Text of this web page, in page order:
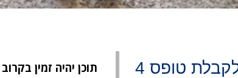
שטיפת קווים לקבלת טופס 4
תוכן יהיה זמין בקרוב